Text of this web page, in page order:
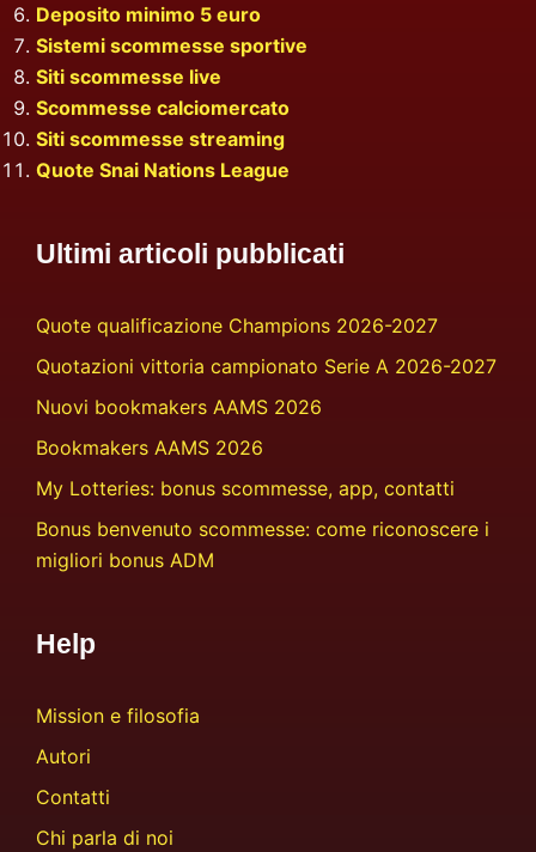
Deposito minimo 5 euro
Sistemi scommesse sportive
Siti scommesse live
Scommesse calciomercato
Siti scommesse streaming
Quote Snai Nations League
Ultimi articoli pubblicati
Quote qualificazione Champions 2026-2027
Quotazioni vittoria campionato Serie A 2026-2027
Nuovi bookmakers AAMS 2026
Bookmakers AAMS 2026
My Lotteries: bonus scommesse, app, contatti
Bonus benvenuto scommesse: come riconoscere i
migliori bonus ADM
Help
Mission e filosofia
Autori
Contatti
Chi parla di noi